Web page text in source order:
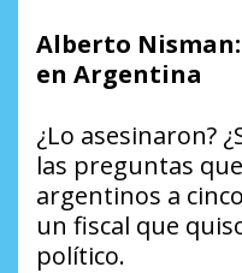
Alberto
en Argentina
¿Lo asesinaron?
las preguntas
argentinos a
un fiscal que
político.